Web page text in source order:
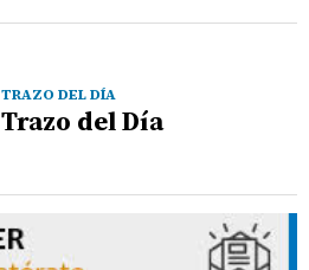
TRAZO DEL DÍA
Trazo del Día